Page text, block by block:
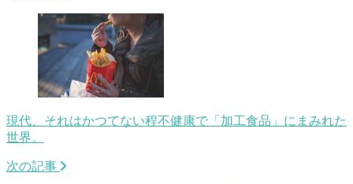
現代、それはかつてない程不健康で「加工食品」にまみれた
世界。
次の記事